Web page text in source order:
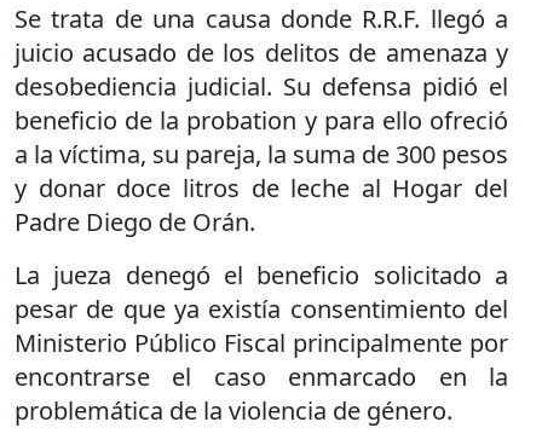
Se trata de una causa donde R.R.F. llegó a
juicio acusado de los delitos de amenaza y
desobediencia judicial. Su defensa pidió el
beneficio de la probation y para ello ofreció
a la víctima, su pareja, la suma de 300 pesos
y donar doce litros de leche al Hogar del
Padre Diego de Orán.
La jueza denegó el beneficio solicitado a
pesar de que ya existía consentimiento del
Ministerio Público Fiscal principalmente por
encontrarse el caso enmarcado en la
problemática de la violencia de género.